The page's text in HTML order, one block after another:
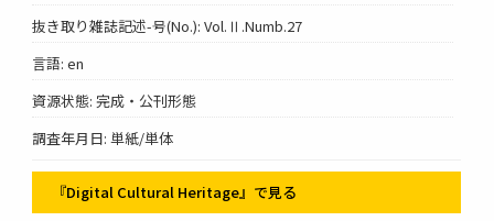
抜き取り雑誌記述-号(No.): Vol.Ⅱ.Numb.27
言語: en
資源状態: 完成・公刊形態
調査年月日: 単紙/単体
『Digital Cultural Heritage』で見る